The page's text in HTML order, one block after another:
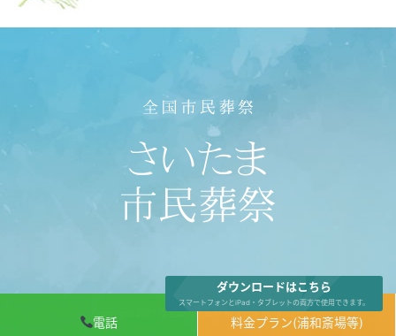
電話 料金プラン(浦和斎場等)
ダウンロードはこちら
スマートフォンとiPad・タブレットの両方で使用できます。
Copyright 2017 @全国市民葬祭 All Right Reserved.